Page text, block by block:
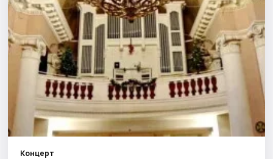
События
Города
Площадки
Артисты
Концерт